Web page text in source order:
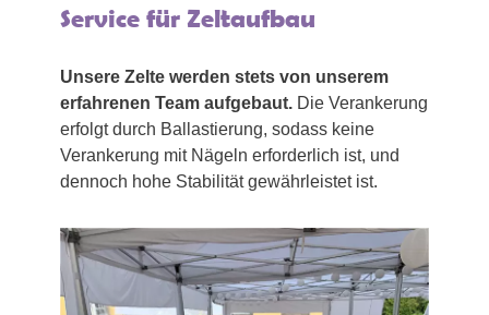
Service für Zeltaufbau
Unsere Zelte werden stets von unserem
erfahrenen Team aufgebaut. Die Verankerung
erfolgt durch Ballastierung, sodass keine
Verankerung mit Nägeln erforderlich ist, und
dennoch hohe Stabilität gewährleistet ist.